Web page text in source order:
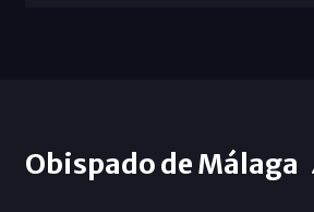
Obispado de Málaga